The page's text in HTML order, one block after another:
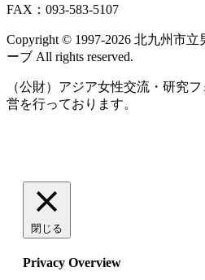
FAX：093‐583‐5107
Copyright © 1997‐2026 北九州市
ーブ All rights reserved.
（公財）アジア女性交流・研究
営を行っております。
閉じる
Privacy Overview